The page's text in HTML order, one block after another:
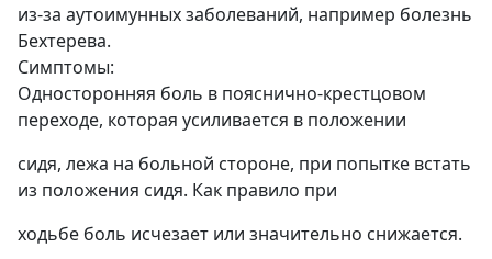
из-за аутоимунных заболеваний, например болезнь
Бехтерева.
Симптомы:
Односторонняя боль в пояснично-крестцовом
переходе, которая усиливается в положении
сидя, лежа на больной стороне, при попытке встать
из положения сидя. Как правило при
ходьбе боль исчезает или значительно снижается.